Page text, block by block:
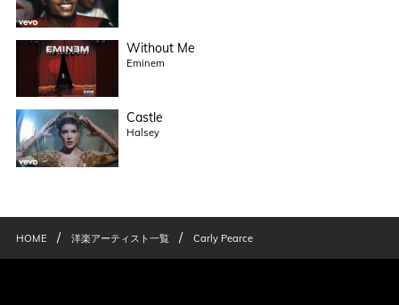
Without Me
Eminem
Castle
Halsey
HOME / 洋楽アーティスト一覧 / Carly Pearce